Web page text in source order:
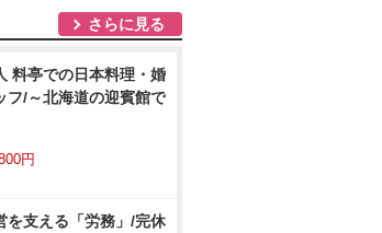
さらに見る
料亭での日本料理・婚
フ/～北海道の迎賓館で
円
を支える「労務」/完休